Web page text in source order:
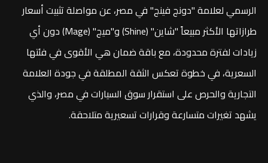
الرسمي لعلامة "دونج فينج" في مصر، عن مواصلة تثبيت أسعار
طرازاتها الأكثر مبيعاً "شاين" (Shine) و"ميج" (Mage) دون أي
زيادات لفترة محدودة، مع باقة ضمان هي الأقوى في فئتها
السعرية، في خطوة تعكس الثقة المطلقة في جودة العلامة
التجارية والحرص على استقرار سوق السيارات في مصر، والذي
يشهد تغيرات متسارعة وقرارات تسعيرية متلاحقة.